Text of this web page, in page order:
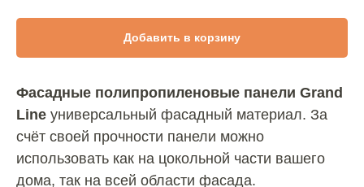
Добавить в корзину
Фасадные полипропиленовые панели Grand
Line универсальный фасадный материал. За
счёт своей прочности панели можно
использовать как на цокольной части вашего
дома, так на всей области фасада.